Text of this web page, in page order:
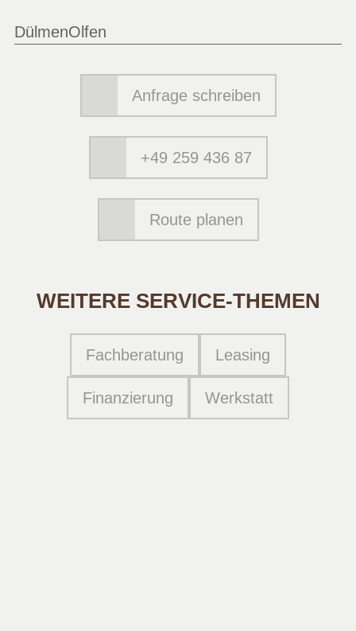
DülmenOlfen
Anfrage schreiben
+49 259 436 87
Route planen
WEITERE SERVICE-THEMEN
Fachberatung Leasing
Finanzierung Werkstatt